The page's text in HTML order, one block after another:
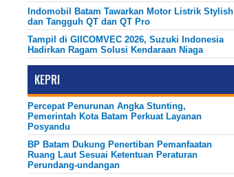
Indomobil Batam Tawarkan Motor Listrik Stylish
dan Tangguh QT dan QT Pro
Tampil di GIICOMVEC 2026, Suzuki Indonesia
Hadirkan Ragam Solusi Kendaraan Niaga
KEPRI
Percepat Penurunan Angka Stunting,
Pemerintah Kota Batam Perkuat Layanan
Posyandu
BP Batam Dukung Penertiban Pemanfaatan
Ruang Laut Sesuai Ketentuan Peraturan
Perundang-undangan